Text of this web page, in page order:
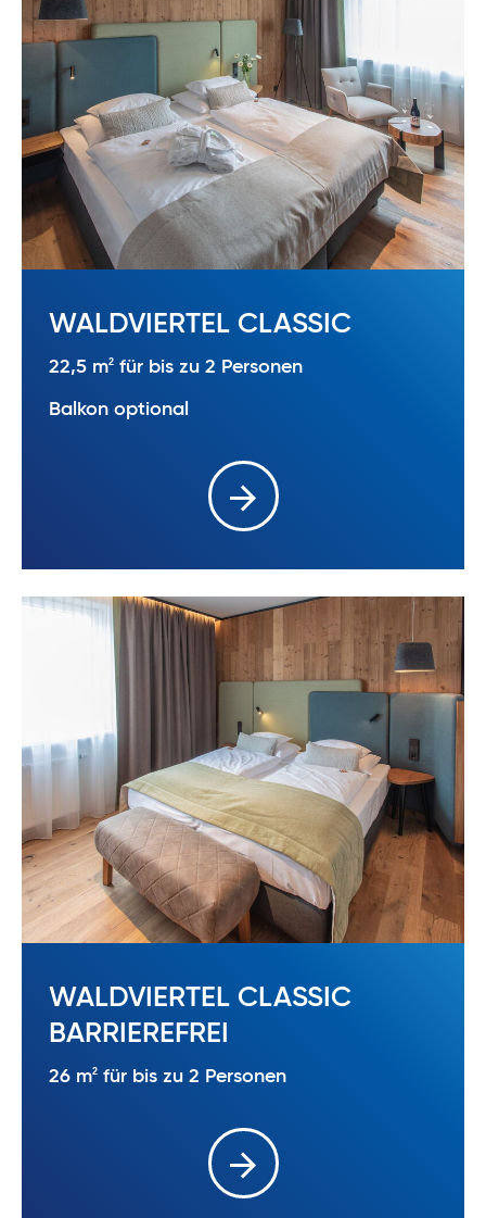
WALDVIERTEL CLASSIC
22,5 m2 für bis zu 2 Personen
Balkon optional
WALDVIERTEL CLASSIC
BARRIEREFREI
26 m2 für bis zu 2 Personen